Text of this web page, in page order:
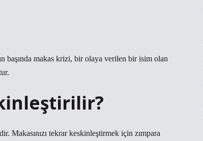
başında makas krizi, bir olaya verilen bir isim olan
Makasınızı tekrar keskinleştirmek için zımpara